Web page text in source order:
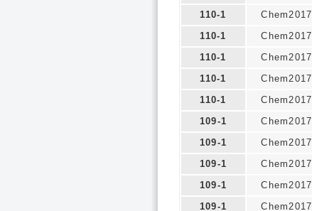
110-1
Chem2017
110-1
Chem2017
110-1
Chem2017
110-1
Chem2017
110-1
Chem2017
109-1
Chem2017
109-1
Chem2017
109-1
Chem2017
109-1
Chem2017
109-1
Chem2017